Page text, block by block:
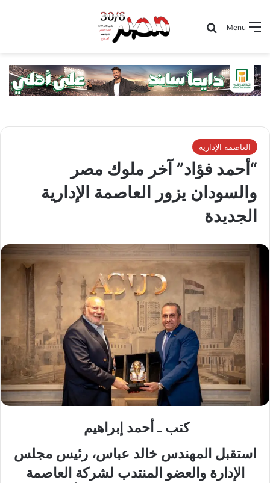
Menu
Search for
العاصمة الإدارية
“أحمد فؤاد” آخر ملوك مصر
والسودان يزور العاصمة الإدارية
الجديدة
كتب ـ أحمد إبراهيم
استقبل المهندس خالد عباس، رئيس مجلس
الإدارة والعضو المنتدب لشركة العاصمة